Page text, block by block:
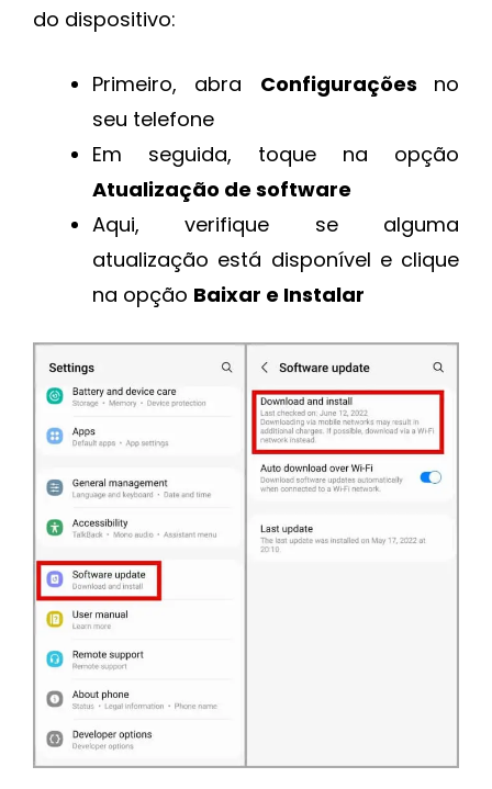
do dispositivo:
Primeiro, abra Configurações no
seu telefone
Em seguida, toque na opção
Atualização de software
Aqui, verifique se alguma
atualização está disponível e clique
na opção Baixar e Instalar